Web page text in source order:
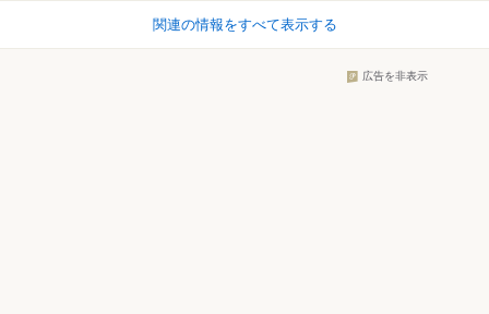
関連の情報をすべて表示する
広告を非表示